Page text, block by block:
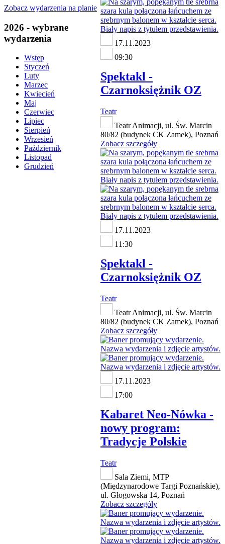
Zobacz wydarzenia na planie
2026 - wybrane
wydarzenia
Wstęp
Styczeń
Luty
Marzec
Kwiecień
Maj
Czerwiec
Lipiec
Sierpień
Wrzesień
Październik
Listopad
Grudzień
17.11.2023
09:30
Spektakl -
Czarnoksiężnik OZ
Teatr
Teatr Animacji, ul. Św. Marcin
80/82 (budynek CK Zamek), Poznań
Zobacz szczegóły
17.11.2023
11:30
Spektakl -
Czarnoksiężnik OZ
Teatr
Teatr Animacji, ul. Św. Marcin
80/82 (budynek CK Zamek), Poznań
Zobacz szczegóły
17.11.2023
17:00
Kabaret Neo-Nówka -
nowy program:
Tradycje Polskie
Teatr
Sala Ziemi, MTP
(Międzynarodowe Targi Poznańskie),
ul. Głogowska 14, Poznań
Zobacz szczegóły